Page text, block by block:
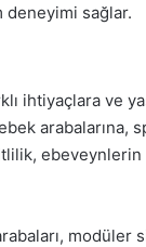
deneyimi sağlar.
ihtiyaçlara ve